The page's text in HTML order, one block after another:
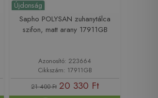
Újdonság
Sapho POLYSAN zuhanytálca
szifon, matt arany 17911GB
Azonosító: 223664
Cikkszám: 17911GB
21 400 Ft 20 330 Ft